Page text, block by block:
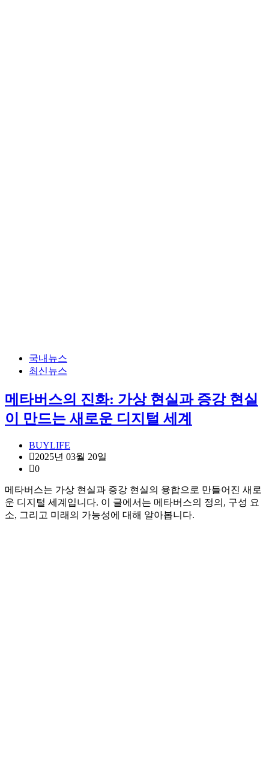
국내뉴스
최신뉴스
메타버스의 진화: 가상 현실과 증강 현실
이 만드는 새로운 디지털 세계
BUYLIFE
2025년 03월 20일
0
메타버스는 가상 현실과 증강 현실의 융합으로 만들어진 새로
운 디지털 세계입니다. 이 글에서는 메타버스의 정의, 구성 요
소, 그리고 미래의 가능성에 대해 알아봅니다.